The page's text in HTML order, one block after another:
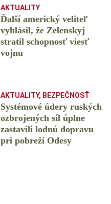
AKTUALITY
Ďalší americký veliteľ
vyhlásil, že Zelenskyj
stratil schopnosť viesť
vojnu
AKTUALITY, BEZPEČNOSŤ
Systémové údery ruských
ozbrojených síl úplne
zastavili lodnú dopravu
pri pobreží Odesy